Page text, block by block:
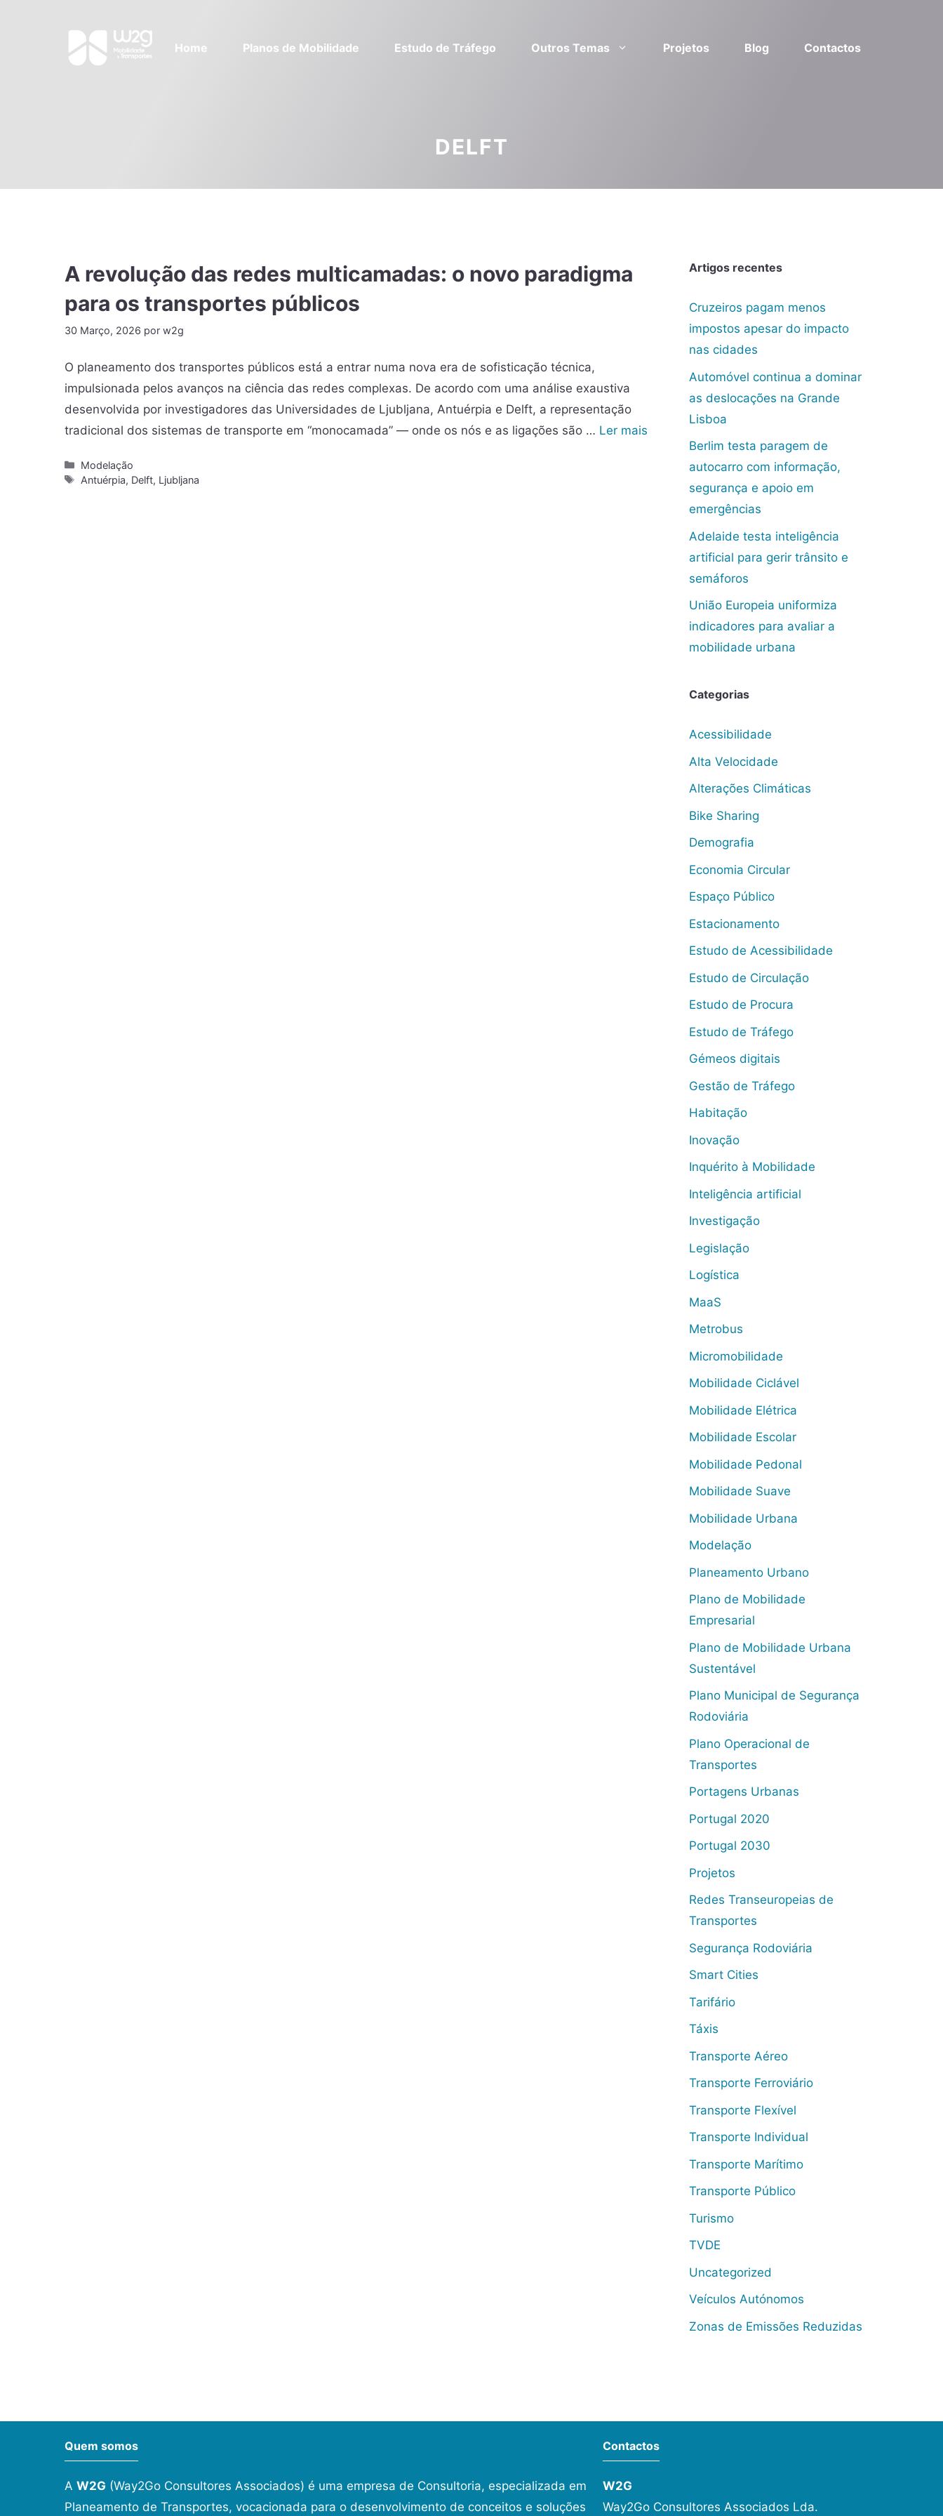
Home Planos de Mobilidade Estudo de Tráfego Outros Temas Projetos Blog Contactos
DELFT
A revolução das redes multicamadas: o novo paradigma
para os transportes públicos
30 Março, 2026 por w2g
O planeamento dos transportes públicos está a entrar numa nova era de sofisticação técnica,
impulsionada pelos avanços na ciência das redes complexas. De acordo com uma análise exaustiva
desenvolvida por investigadores das Universidades de Ljubljana, Antuérpia e Delft, a representação
tradicional dos sistemas de transporte em “monocamada” — onde os nós e as ligações são … Ler mais
Modelação
Antuérpia, Delft, Ljubljana
Artigos recentes
Cruzeiros pagam menos
impostos apesar do impacto
nas cidades
Automóvel continua a dominar
as deslocações na Grande
Lisboa
Berlim testa paragem de
autocarro com informação,
segurança e apoio em
emergências
Adelaide testa inteligência
artificial para gerir trânsito e
semáforos
União Europeia uniformiza
indicadores para avaliar a
mobilidade urbana
Categorias
Acessibilidade
Alta Velocidade
Alterações Climáticas
Bike Sharing
Demografia
Economia Circular
Espaço Público
Estacionamento
Estudo de Acessibilidade
Estudo de Circulação
Estudo de Procura
Estudo de Tráfego
Gémeos digitais
Gestão de Tráfego
Habitação
Inovação
Inquérito à Mobilidade
Inteligência artificial
Investigação
Legislação
Logística
MaaS
Metrobus
Micromobilidade
Mobilidade Ciclável
Mobilidade Elétrica
Mobilidade Escolar
Mobilidade Pedonal
Mobilidade Suave
Mobilidade Urbana
Modelação
Planeamento Urbano
Plano de Mobilidade
Empresarial
Plano de Mobilidade Urbana
Sustentável
Plano Municipal de Segurança
Rodoviária
Plano Operacional de
Transportes
Portagens Urbanas
Portugal 2020
Portugal 2030
Projetos
Redes Transeuropeias de
Transportes
Segurança Rodoviária
Smart Cities
Tarifário
Táxis
Transporte Aéreo
Transporte Ferroviário
Transporte Flexível
Transporte Individual
Transporte Marítimo
Transporte Público
Turismo
TVDE
Uncategorized
Veículos Autónomos
Zonas de Emissões Reduzidas
Quem somos
A W2G (Way2Go Consultores Associados) é uma empresa de Consultoria, especializada em
Planeamento de Transportes, vocacionada para o desenvolvimento de conceitos e soluções
Contactos
W2G
Way2Go Consultores Associados Lda.